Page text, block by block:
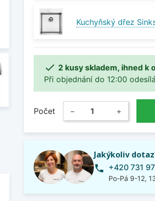
Kuchyňský dřez
 2 kusy skladem, ihned k
Při objednání do 12:00
Počet − +
Jakýkoliv
phone +420 731
Po-Pá 9-12,